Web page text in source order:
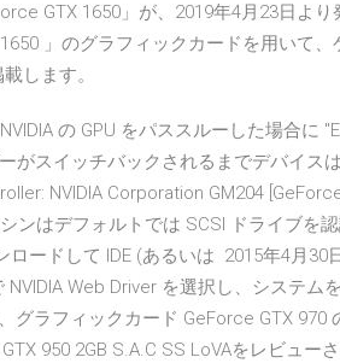
GTX 1650」が、2019年4月23日より
」のグラフィックカードを用いて
します。
の GPU をパススルーした場合に
スイッチバックされるまでデバイス
NVIDIA Corporation GM204
ンはデフォルトでは SCSI ドライブを
ードして IDE (あるいは 2015年4月30
Web Driver を選択し、システム
グラフィックカード GeForce GTX 970
950 2GB S.A.C SS LoVAをレビュー